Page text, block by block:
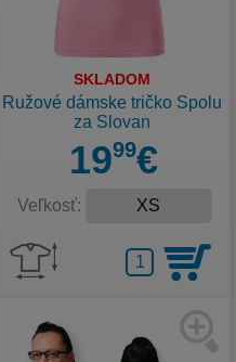
SKLADOM
Ružové dámske tričko Spolu
za Slovan
1999€
Veľkosť: